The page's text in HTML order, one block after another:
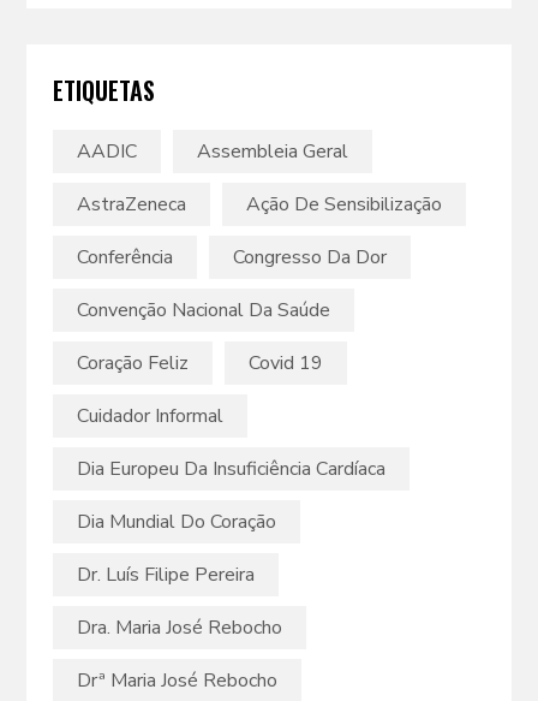
ETIQUETAS
AADIC
Assembleia Geral
AstraZeneca
Ação De Sensibilização
Conferência
Congresso Da Dor
Convenção Nacional Da Saúde
Coração Feliz
Covid 19
Cuidador Informal
Dia Europeu Da Insuficiência Cardíaca
Dia Mundial Do Coração
Dr. Luís Filipe Pereira
Dra. Maria José Rebocho
Drª Maria José Rebocho